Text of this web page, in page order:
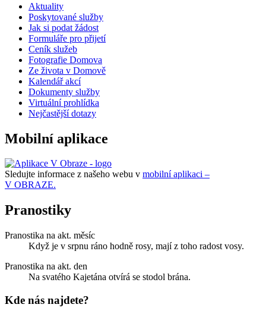
Aktuality
Poskytované služby
Jak si podat žádost
Formuláře pro přijetí
Ceník služeb
Fotografie Domova
Ze života v Domově
Kalendář akcí
Dokumenty služby
Virtuální prohlídka
Nejčastější dotazy
Mobilní aplikace
Sledujte informace z našeho webu v mobilní aplikaci –
V OBRAZE.
Pranostiky
Pranostika na akt. měsíc
Když je v srpnu ráno hodně rosy, mají z toho radost vosy.
Pranostika na akt. den
Na svatého Kajetána otvírá se stodol brána.
Kde nás najdete?